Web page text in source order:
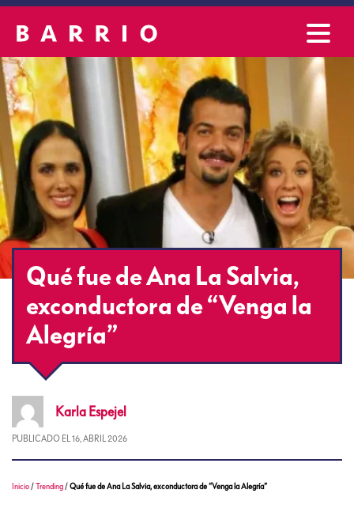
Qué fue de Ana La Salvia,
exconductora de “Venga la
Alegría”
Karla Espejel
PUBLICADO EL 16, ABRIL 2026
Inicio /Trending /Qué fue de Ana La Salvia, exconductora de “Venga la Alegría”